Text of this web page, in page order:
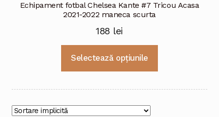
Echipament fotbal Chelsea Kante #7 Tricou Acasa
2021-2022 maneca scurta
188 lei
Selectează opțiunile
mai